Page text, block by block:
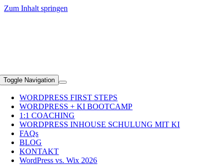
Zum Inhalt springen
+49 (0)89 2351 5690
Toggle Navigation
WORDPRESS FIRST STEPS
WORDPRESS + KI BOOTCAMP
1:1 COACHING
WORDPRESS INHOUSE SCHULUNG MIT KI
FAQs
BLOG
KONTAKT
WordPress vs. Wix 2026